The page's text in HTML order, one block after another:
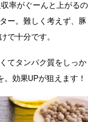
率がぐーんと上がるの
ー。難しく考えず、豚
で十分です。
てタンパク質をしっか
効果UPが狙えます！